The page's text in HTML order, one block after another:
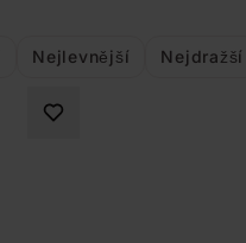
Nejlevnější Nejdražší